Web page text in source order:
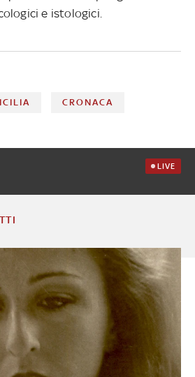
e istologici.
CRONACA
LIVE